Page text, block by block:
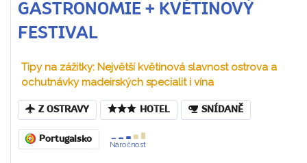
GASTRONOMIE + KVĚTINOVÝ
FESTIVAL
Tipy na zážitky: Největší květinová slavnost ostrova a
ochutnávky madeirských specialit i vína
Z OSTRAVY HOTEL SNÍDANĚ
Portugalsko
Náročnost